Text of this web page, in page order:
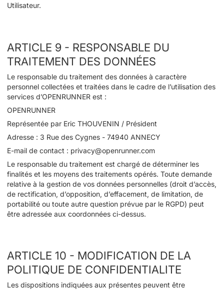
Utilisateur.
ARTICLE 9 - RESPONSABLE DU
TRAITEMENT DES DONNÉES
Le responsable du traitement des données à caractère
personnel collectées et traitées dans le cadre de l’utilisation des
services d’OPENRUNNER est :
OPENRUNNER
Représentée par Eric THOUVENIN / Président
Adresse : 3 Rue des Cygnes - 74940 ANNECY
E-mail de contact : privacy@openrunner.com
Le responsable du traitement est chargé de déterminer les
finalités et les moyens des traitements opérés. Toute demande
relative à la gestion de vos données personnelles (droit d’accès,
de rectification, d’opposition, d’effacement, de limitation, de
portabilité ou toute autre question prévue par le RGPD) peut
être adressée aux coordonnées ci-dessus.
ARTICLE 10 - MODIFICATION DE LA
POLITIQUE DE CONFIDENTIALITE
Les dispositions indiquées aux présentes peuvent être